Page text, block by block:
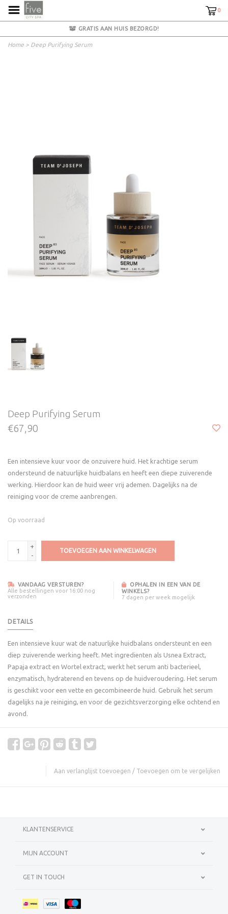
0
GRATIS AAN HUIS BEZORGD!
Home > Deep Purifying Serum
Deep Purifying Serum
€67,90
Een intensieve kuur voor de onzuivere huid. Het krachtige serum
ondersteund de natuurlijke huidbalans en heeft een diepe zuiverende
werking. Hierdoor kan de huid weer vrij ademen. Dagelijks na de
reiniging voor de creme aanbrengen.
Op voorraad
+
-
TOEVOEGEN AAN WINKELWAGEN
VANDAAG VERSTUREN?
Alle bestellingen voor 16:00 nog
verzonden
OPHALEN IN EEN VAN DE
WINKELS?
7 dagen per week mogelijk
DETAILS
Een intensieve kuur wat de natuurlijke huidbalans ondersteunt en een
diep zuiverende werking heeft. Met ingredienten als Usnea Extract,
Papaja extract en Wortel extract, werkt het serum anti bacterieel,
enzymatisch, hydraterend en tevens op de huidveroudering. Het serum
is geschikt voor een vette en gecombineerde huid. Gebruik het serum
dagelijks na je reiniging, en voor de gezichtsverzorging elke ochtend en
avond.
Aan verlanglijst toevoegen / Toevoegen om te vergelijken
KLANTENSERVICE
MIJN ACCOUNT
GET IN TOUCH